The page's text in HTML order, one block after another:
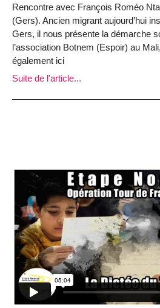
Rencontre avec François Roméo
(Gers). Ancien migrant aujourd’hui
Gers, il nous présente la démarche
l’association Botnem (Espoir) au
également ici
Suite de l'article...